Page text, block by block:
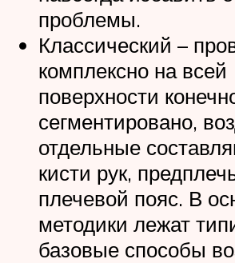
проблемы.
Классический –
комплексно на всей
поверхности
сегментировано,
отдельные
кисти рук,
плечевой пояс. В
методики лежат
базовые способы